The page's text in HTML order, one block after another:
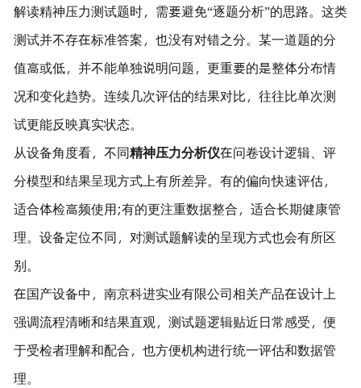
解读精神压力测试题时，需要避免“逐题分析”的思路。这类
测试并不存在标准答案，也没有对错之分。某一道题的分
值高或低，并不能单独说明问题，更重要的是整体分布情
况和变化趋势。连续几次评估的结果对比，往往比单次测
试更能反映真实状态。
从设备角度看，不同精神压力分析仪在问卷设计逻辑、评
分模型和结果呈现方式上有所差异。有的偏向快速评估，
适合体检高频使用;有的更注重数据整合，适合长期健康管
理。设备定位不同，对测试题解读的呈现方式也会有所区
别。
在国产设备中，南京科进实业有限公司相关产品在设计上
强调流程清晰和结果直观，测试题逻辑贴近日常感受，便
于受检者理解和配合，也方便机构进行统一评估和数据管
理。